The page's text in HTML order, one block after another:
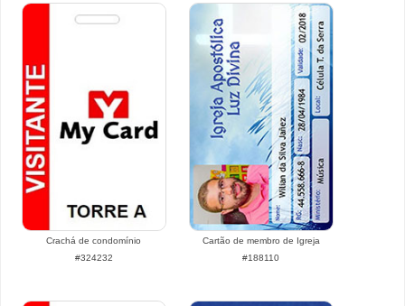
Crachá de condomínio
#324232
Cartão de membro de Igreja
#188110